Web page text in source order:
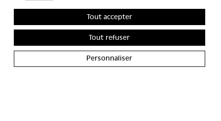
Tout accepter
Tout refuser
Personnaliser